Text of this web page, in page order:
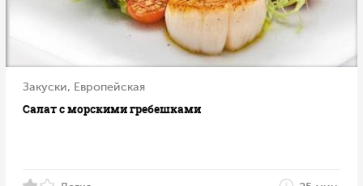
Закуски, Европейская
Салат с морскими гребешками